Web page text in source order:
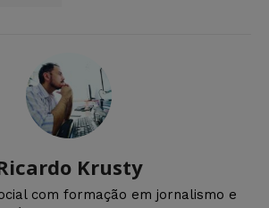
Krusty
com formação em jornalismo e